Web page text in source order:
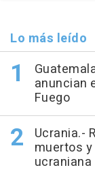
Lo más leído
anuncian
Fuego
Ucrania.-
muertos